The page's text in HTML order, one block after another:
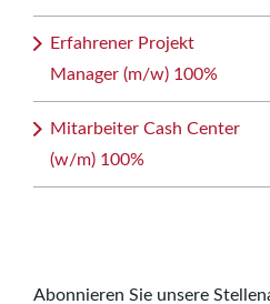
Erfahrener Projekt
Manager (m/w) 100%
Mitarbeiter Cash Center
(w/m) 100%
Abonnieren Sie unsere